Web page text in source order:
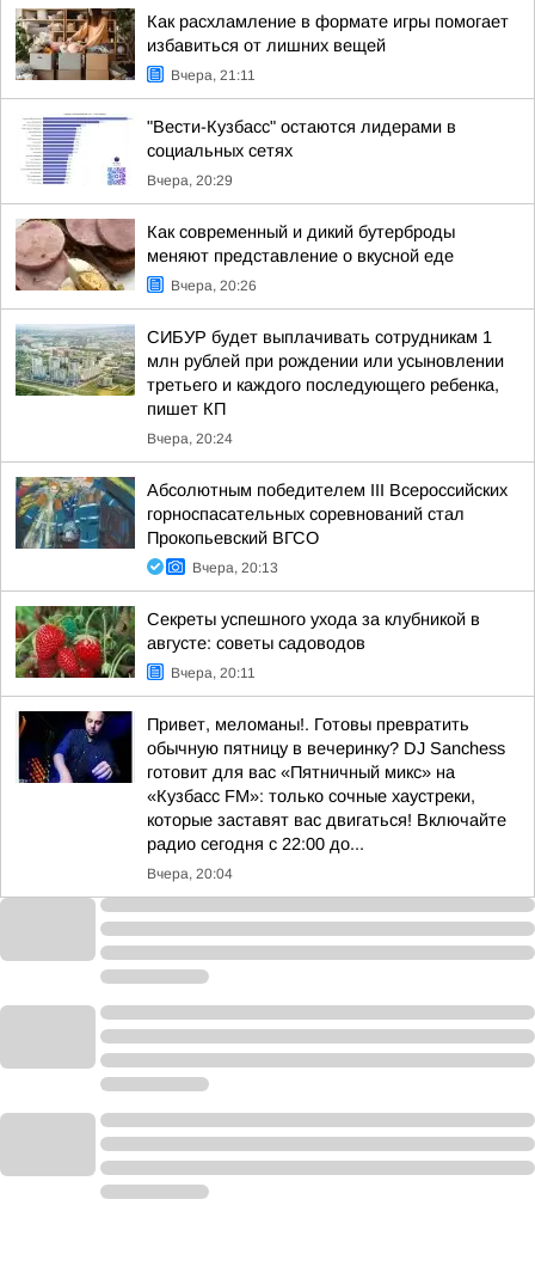
Как расхламление в формате игры помогает
избавиться от лишних вещей
Вчера, 21:11
"Вести-Кузбасс" остаются лидерами в
социальных сетях
Вчера, 20:29
Как современный и дикий бутерброды
меняют представление о вкусной еде
Вчера, 20:26
СИБУР будет выплачивать сотрудникам 1
млн рублей при рождении или усыновлении
третьего и каждого последующего ребенка,
пишет КП
Вчера, 20:24
Абсолютным победителем III Всероссийских
горноспасательных соревнований стал
Прокопьевский ВГСО
Вчера, 20:13
Секреты успешного ухода за клубникой в
августе: советы садоводов
Вчера, 20:11
Привет, меломаны!. Готовы превратить
обычную пятницу в вечеринку? DJ Sanchess
готовит для вас «Пятничный микс» на
«Кузбасс FM»: только сочные хаустреки,
которые заставят вас двигаться! Включайте
радио сегодня с 22:00 до...
Вчера, 20:04